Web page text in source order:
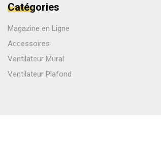
Catégories
Magazine en Ligne
Accessoires
Ventilateur Mural
Ventilateur Plafond